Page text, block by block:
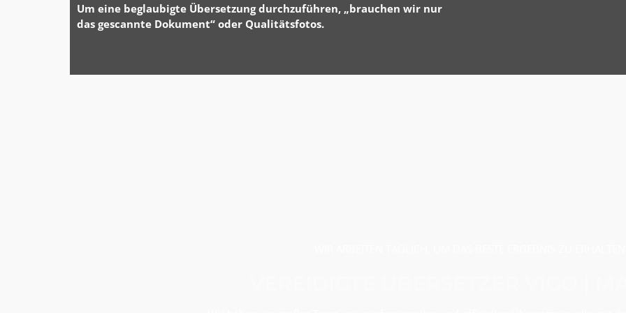
Um eine beglaubigte Übersetzung durchzuführen, „brauchen wir nur
das gescannte Dokument“ oder Qualitätsfotos.